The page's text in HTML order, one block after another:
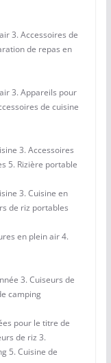
3. Accessoires de
de repas en
3. Appareils pour
de cuisine
3. Accessoires
5. Rizière portable
3. Cuisine en
de riz portables
en plein air 4.
3. Cuiseurs de
camping
pour le titre de
de riz 3.
5. Cuisine de